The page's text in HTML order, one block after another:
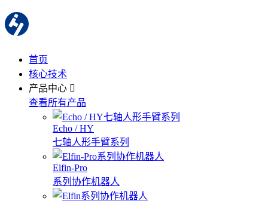
首页
核心技术
产品中心
查看所有产品
Echo / HY
七轴人形手臂系列
Elfin-Pro
系列协作机器人